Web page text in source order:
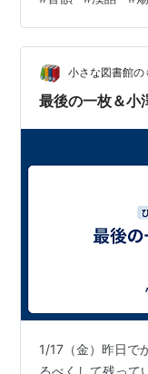
もない」（高島俊
る指摘もある*5。
る見解も、少なく
捨てることはでき
しかし、本年３月
小さな図書館の
最後の一枚＆小
1/17（金）昨日で
るべくして残って